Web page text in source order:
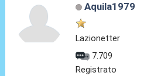
Aquila1979
Lazionetter
7.709
Registrato